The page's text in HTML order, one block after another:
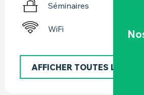
Séminaires
WiFi
AFFICHER TOUTES LES